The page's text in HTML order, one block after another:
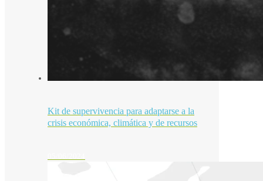
Kit de supervivencia para adaptarse a la
crisis económica, climática y de recursos